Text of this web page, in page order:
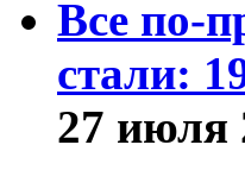
Все по-
стали:
27 июля